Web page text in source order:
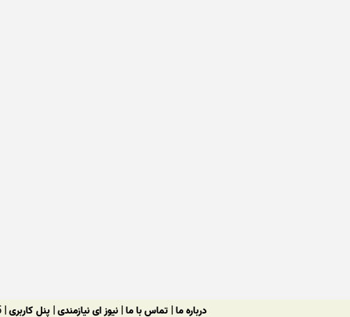
درباره ما|تماس با ما|نیوز ای نیازمندی|پنل کاربری| 1445 میلی ثانیه